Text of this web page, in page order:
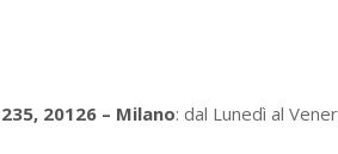
20126 – Milano: dal Lunedì al